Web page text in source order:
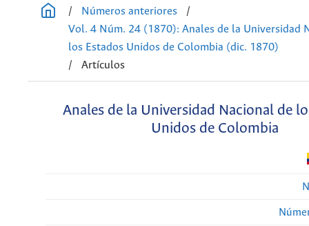
/
Números anteriores
/
Vol. 4 Núm. 24 (1870): Anales de la Universidad
los Estados Unidos de Colombia (dic. 1870)
/
Artículos
Anales de la Universidad Nacional de
Unidos de Colombia